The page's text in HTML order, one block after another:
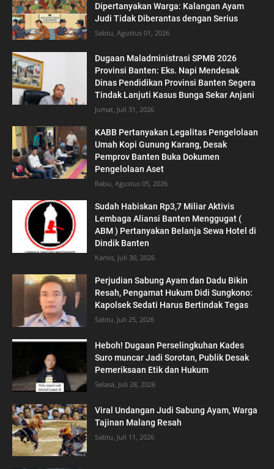
Dipertanyakan Warga: Kalangan Ayam
Judi Tidak Diberantas dengan Serius
Sabtu, Agustus 01, 2026
Dugaan Maladministrasi SPMB 2026
Provinsi Banten: Eks. Napi Mendesak
Dinas Pendidikan Provinsi Banten Segera
Tindak Lanjuti Kasus Bunga Sekar Anjani
Jumat, Juli 31, 2026
KABB Pertanyakan Legalitas Pengelolaan
Umah Kopi Gunung Karang, Desak
Pemprov Banten Buka Dokumen
Pengelolaan Aset
Rabu, Agustus 05, 2026
‎Sudah Habiskan Rp3,7 Miliar ‎Aktivis
Lembaga Aliansi Banten Menggugat (
ABM ) Pertanyakan Belanja Sewa Hotel di
Dindik Banten
Kamis, Juli 30, 2026
Perjudian Sabung Ayam dan Dadu Bikin
Resah, Pengamat Hukum Didi Sungkono:
Kapolsek Sedati Harus Bertindak Tegas
Sabtu, Juli 25, 2026
Heboh! Dugaan Perselingkuhan Kades
Suro muncar Jadi Sorotan, Publik Desak
Pemeriksaan Etik dan Hukum
Selasa, Juli 28, 2026
Viral Undangan Judi Sabung Ayam, Warga
Tajinan Malang Resah
Sabtu, Juli 11, 2026